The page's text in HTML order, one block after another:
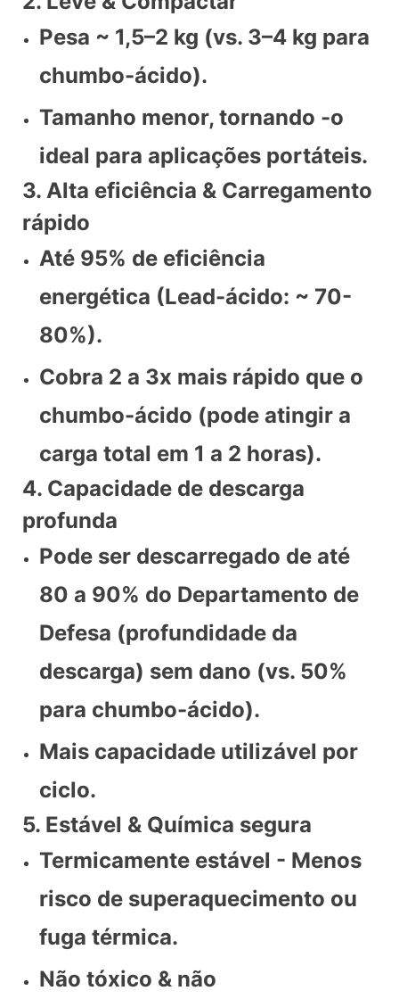
Pesa ~ 1,5–2 kg (vs. 3–4 kg para
chumbo-ácido).
Tamanho menor, tornando -o
ideal para aplicações portáteis.
3. Alta eficiência & Carregamento
rápido
Até 95% de eficiência
energética (Lead-ácido: ~ 70-
80%).
Cobra 2 a 3x mais rápido que o
chumbo-ácido (pode atingir a
carga total em 1 a 2 horas).
4. Capacidade de descarga
profunda
Pode ser descarregado de até
80 a 90% do Departamento de
Defesa (profundidade da
descarga) sem dano (vs. 50%
para chumbo-ácido).
Mais capacidade utilizável por
ciclo.
5. Estável & Química segura
Termicamente estável - Menos
risco de superaquecimento ou
fuga térmica.
Não tóxico & não